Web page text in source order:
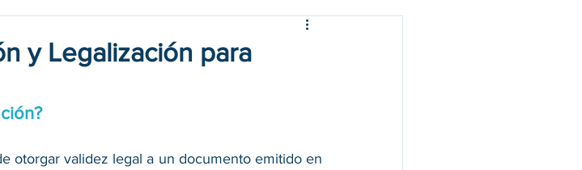
y Legalización para
otorgar validez legal a un documento emitido en